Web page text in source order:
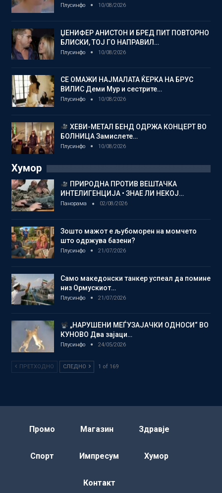
Плусинфо 10/08/2026
ЏЕНИФЕР АНИСТОН И БРЕД ПИТ ПОВТОРНО
БЛИСКИ, ТОЈ ГО НАПРАВИЛ…
Плусинфо 10/08/2026
СЕ ОМАЖИ НАЈМАЛАТА ЌЕРКА НА БРУС
ВИЛИС Деми Мур и сестрите…
Плусинфо 10/08/2026
ХЕВИ-МЕТАЛ БЕНД ОДРЖА КОНЦЕРТ ВО
БОЛНИЦА Замислете…
Плусинфо 10/08/2026
Хумор
ПРИРОДНА ПРОТИВ ВЕШТАЧКА
ИНТЕЛИГЕНЦИЈА • ЗНАЕ ЛИ НЕКОЈ…
Панорама 02/08/2026
Зошто мажот е љубоморен на момчето
што одржува базени?
Плусинфо 21/07/2026
Само македонски танкер успеал да помине
низ Ормускиот…
Плусинфо 21/07/2026
„НАРУШЕНИ МЕЃУЗАЈАЧКИ ОДНОСИ“ ВО
КУНОВО Два зајаци…
Плусинфо 24/05/2026
ПРЕТХОДНО СЛЕДНО 1 of 169
Промо Магазин Здравје
Спорт Импресум Хумор
Контакт